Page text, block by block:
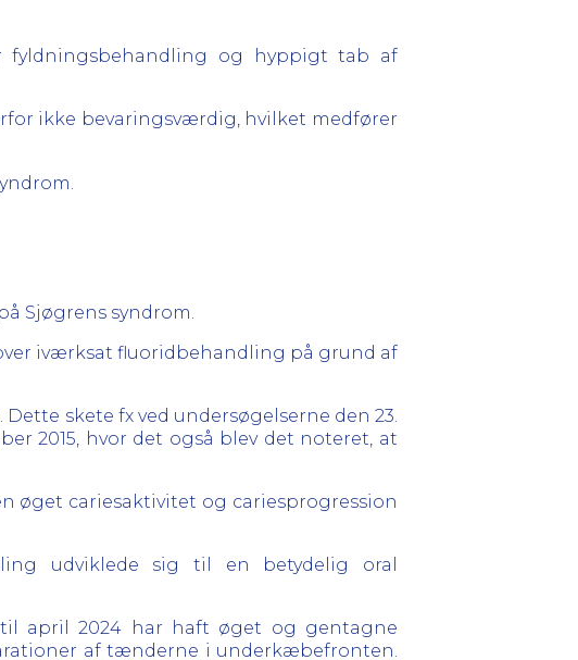
og hyppigt tab af
ikke bevaringsværdig, hvilket medfører
Sjøgrens syndrom.
iværksat fluoridbehandling på grund af
skete fx ved undersøgelserne den 23.
2015, hvor det også blev det noteret, at
øget cariesaktivitet og cariesprogression
udviklede sig til en betydelig oral
april 2024 har haft øget og gentagne
af tænderne i underkæbefronten.